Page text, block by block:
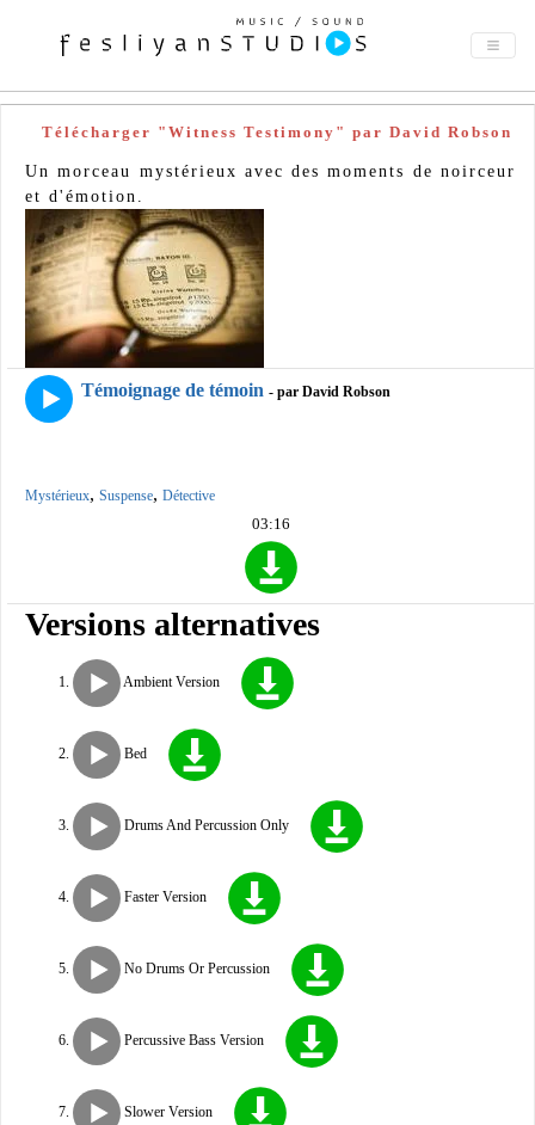
Télécharger "Witness Testimony" par David Robson
Un morceau mystérieux avec des moments de noirceur
et d'émotion.
Témoignage de témoin - par David Robson
Mystérieux, Suspense, Détective
03:16
Versions alternatives
Ambient Version
Bed
Drums And Percussion Only
Faster Version
No Drums Or Percussion
Percussive Bass Version
Slower Version